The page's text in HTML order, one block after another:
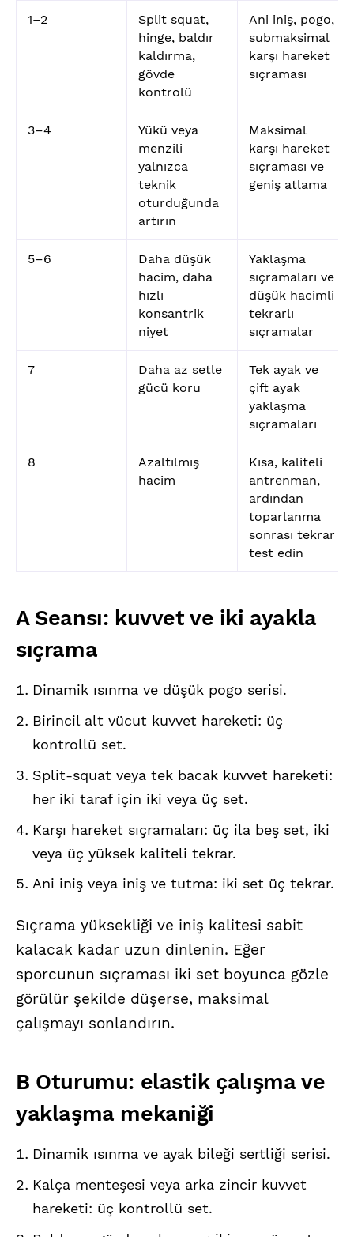
1–2
Split squat,
hinge, baldır
kaldırma,
gövde
kontrolü
Ani iniş, pogo,
submaksimal
karşı hareket
sıçraması
3–4
Yükü veya
menzili
yalnızca
teknik
oturduğunda
artırın
Maksimal
karşı hareket
sıçraması ve
geniş atlama
5–6
Daha düşük
hacim, daha
hızlı
konsantrik
niyet
Yaklaşma
sıçramaları ve
düşük hacimli
tekrarlı
sıçramalar
7
Daha az setle
gücü koru
Tek ayak ve
çift ayak
yaklaşma
sıçramaları
8
Azaltılmış
hacim
Kısa, kaliteli
antrenman,
ardından
toparlanma
sonrası tekrar
test edin
A Seansı: kuvvet ve iki ayakla
sıçrama
Dinamik ısınma ve düşük pogo serisi.
Birincil alt vücut kuvvet hareketi: üç
kontrollü set.
Split-squat veya tek bacak kuvvet hareketi:
her iki taraf için iki veya üç set.
Karşı hareket sıçramaları: üç ila beş set, iki
veya üç yüksek kaliteli tekrar.
Ani iniş veya iniş ve tutma: iki set üç tekrar.
Sıçrama yüksekliği ve iniş kalitesi sabit
kalacak kadar uzun dinlenin. Eğer
sporcunun sıçraması iki set boyunca gözle
görülür şekilde düşerse, maksimal
çalışmayı sonlandırın.
B Oturumu: elastik çalışma ve
yaklaşma mekaniği
Dinamik ısınma ve ayak bileği sertliği serisi.
Kalça menteşesi veya arka zincir kuvvet
hareketi: üç kontrollü set.